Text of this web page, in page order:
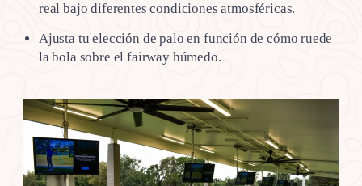
real bajo diferentes condiciones atmosféricas.
Ajusta tu elección de palo en función de cómo ruede
la bola sobre el fairway húmedo.